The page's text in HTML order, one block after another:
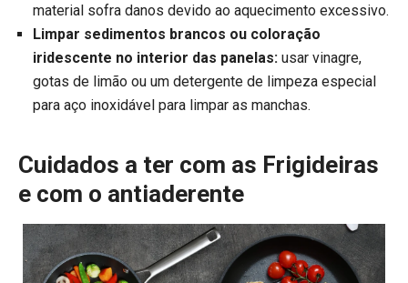
material sofra danos devido ao aquecimento excessivo.
Limpar sedimentos brancos ou coloração
iridescente no interior das panelas: usar vinagre,
gotas de limão ou um detergente de limpeza especial
para aço inoxidável para limpar as manchas.
Cuidados a ter com as Frigideiras
e com o antiaderente